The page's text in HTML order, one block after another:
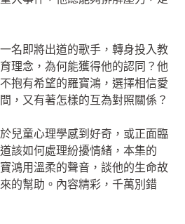
名即將出道的歌手，轉身投入教
理念，為何能獲得他的認同？他
抱有希望的羅寶鴻，選擇相信愛
，又有著怎樣的互為對照關係？
兒童心理學感到好奇，或正面臨
該如何處理紛擾情緒，本集的
鴻用溫柔的聲音，談他的生命故
的幫助。內容精彩，千萬別錯